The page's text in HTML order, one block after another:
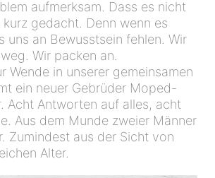
aufmerksam. Dass es nicht
gedacht. Denn wenn es
uns an Bewusstsein fehlen. Wir
Wir packen an.
Wende in unserer gemeinsamen
ein neuer Gebrüder Moped-
Acht Antworten auf alles, acht
Aus dem Munde zweier Männer
Zumindest aus der Sicht von
Alter.